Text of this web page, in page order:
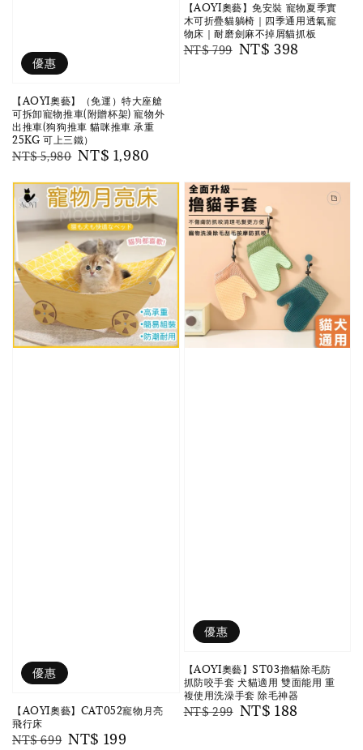
優惠
【AOYI奧藝】（免運）特大座艙
可拆卸寵物推車(附贈杯架) 寵物外
出推車(狗狗推車 貓咪推車 承重
25KG 可上三鐵）
Regular
NT$ 5,980 Sale
NT$ 1,980
【AOYI奧藝】免安裝 寵物夏季實
木可折疊貓躺椅｜四季通用透氣寵
物床｜耐磨劍麻不掉屑貓抓板
Regular
NT$ 799 Sale
NT$ 398
優惠
【AOYI奧藝】CAT052寵物月亮
飛行床
Regular
NT$ 699 Sale
NT$ 199
優惠
【AOYI奧藝】ST03擼貓除毛防
抓防咬手套 犬貓適用 雙面能用 重
複使用洗澡手套 除毛神器
Regular
NT$ 299 Sale
NT$ 188